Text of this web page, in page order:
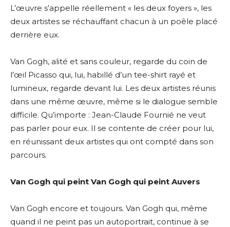
L’œuvre s’appelle réellement « les deux foyers », les
deux artistes se réchauffant chacun à un poêle placé
derrière eux.
Van Gogh, alité et sans couleur, regarde du coin de
l’œil Picasso qui, lui, habillé d’un tee-shirt rayé et
lumineux, regarde devant lui. Les deux artistes réunis
dans une même œuvre, même si le dialogue semble
difficile. Qu’importe : Jean-Claude Fournié ne veut
pas parler pour eux. Il se contente de créer pour lui,
en réunissant deux artistes qui ont compté dans son
parcours.
Van Gogh qui peint Van Gogh qui peint Auvers
Van Gogh encore et toujours. Van Gogh qui, même
quand il ne peint pas un autoportrait, continue à se